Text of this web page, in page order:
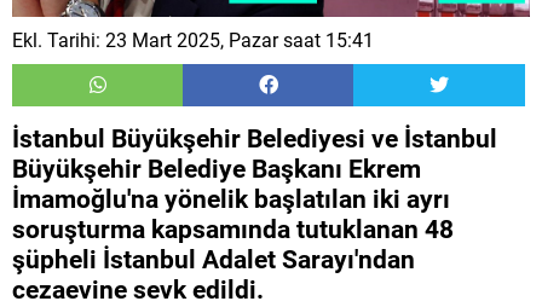
Ekl. Tarihi: 23 Mart 2025, Pazar saat 15:41
İstanbul Büyükşehir Belediyesi ve İstanbul
Büyükşehir Belediye Başkanı Ekrem
İmamoğlu'na yönelik başlatılan iki ayrı
soruşturma kapsamında tutuklanan 48
şüpheli İstanbul Adalet Sarayı'ndan
cezaevine sevk edildi.